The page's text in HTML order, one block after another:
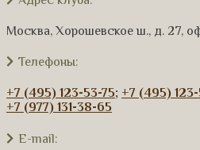
Москва, Хорошевское ш., д. 27,
Телефоны:
+7 (495) 123-53-75; +7 (495)
+7 (977) 131-38-65
E-mail: